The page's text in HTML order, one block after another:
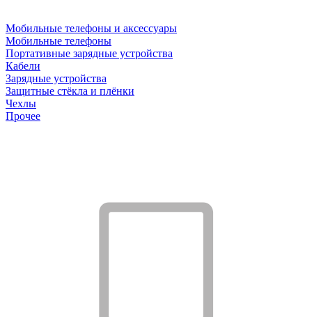
Мобильные телефоны и аксессуары
Мобильные телефоны
Портативные зарядные устройства
Кабели
Зарядные устройства
Защитные стёкла и плёнки
Чехлы
Прочее